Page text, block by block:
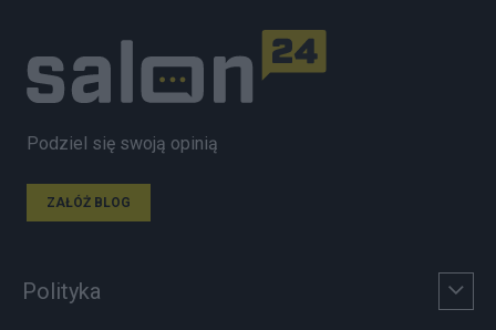
Podziel się swoją opinią
ZAŁÓŻ BLOG
Polityka